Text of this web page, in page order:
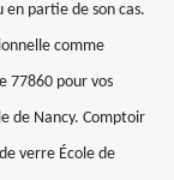
partie de son cas.
comme
77860 pour vos
de Nancy. Comptoir
verre École de